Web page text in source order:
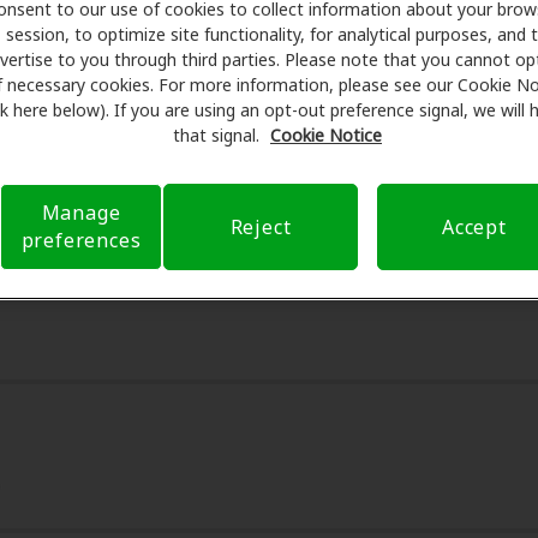
con profesionales licenciados para evaluaciones,
en Miracle-Ear Center, Amplifon Hearing Health
sus gastos de bolsillo y de presentar una
de atención auditiva y liberarlo de preocupaciones con
el seguro y con opciones de pago flexibles cuando
to our use of cookies to collect information about your
session, to optimize site functionality, for analytical purposes, and
to you through third parties. Please note that you cannot
necessary cookies. For more information, please see our Cookie
here below). If you are using an opt-out preference signal, we will
that signal. Cookie Notice
Manage
preferences
Reject Accept